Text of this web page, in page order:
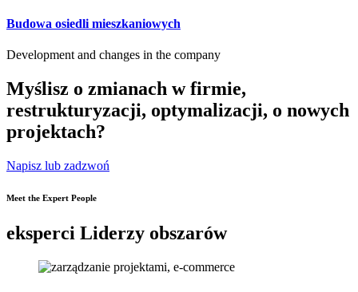
Budowa osiedli mieszkaniowych
Development and changes in the company
Myślisz o zmianach w firmie,
restrukturyzacji, optymalizacji, o nowych
projektach?
Napisz lub zadzwoń
Meet the Expert People
eksperci Liderzy obszarów